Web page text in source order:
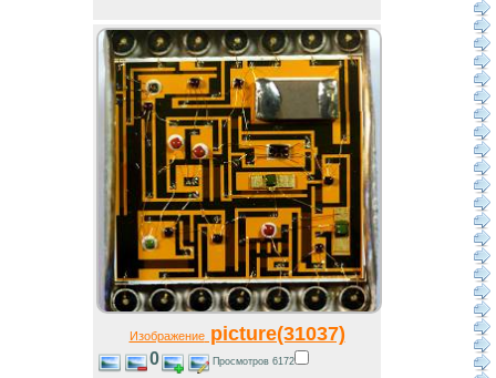
Изображениеpicture(31037)
0 Просмотров 6172